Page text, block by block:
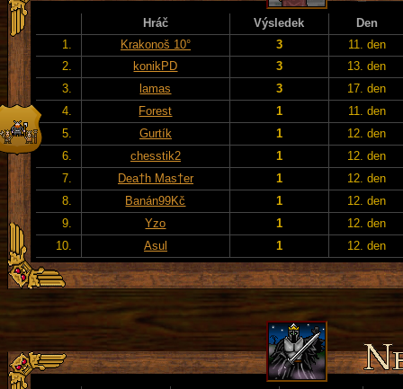
Hráč Výsledek
Den
1.
Krakonoš 10° 3
11. den
2.
konikPD 3
13. den
3.
lamas 3
17. den
4.
Forest 1
11. den
5.
Gurtík 1
12. den
6.
chesstik2 1
12. den
7.
Dea†h Mas†er 1
12. den
8.
Banán99Kč 1
12. den
9.
Yzo 1
12. den
10.
Asul 1 12. den